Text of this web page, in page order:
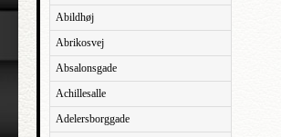
Abildhøj
Abrikosvej
Absalonsgade
Achillesalle
Adelersborggade